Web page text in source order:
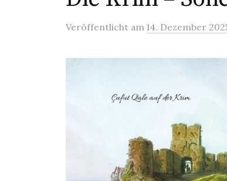
Veröffentlicht am 14. Dezember